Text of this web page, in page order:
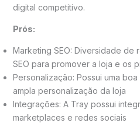
digital competitivo.
Prós:
Marketing SEO: Diversidade de
SEO para promover a loja e os
Personalização: Possui uma
ampla personalização da loja
Integrações: A Tray possui
marketplaces e redes sociais